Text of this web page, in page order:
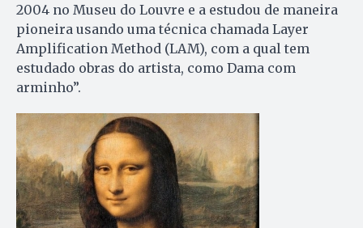
2004 no Museu do Louvre e a estudou de maneira
pioneira usando uma técnica chamada Layer
Amplification Method (LAM), com a qual tem
estudado obras do artista, como Dama com
arminho”.